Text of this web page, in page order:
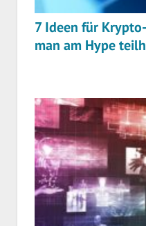
7 Ideen für
man am Hype